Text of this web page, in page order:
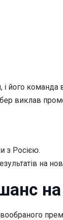
його
виклав
з Росією.
на